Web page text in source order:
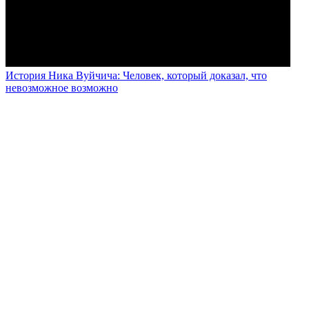
История Ника Вуйчича: Человек, который доказал, что
невозможное возможно